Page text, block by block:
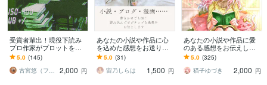
受賞者輩出！現役下読み
プロ作家がプロットを読
みます 新人賞で結果を出
すには企画力が命！プロ
が実践的にアドバイス
5.0 (145)
古宮悠（フルミヤユウ）
2,000 円
あなたの小説や作品に心
を込めた感想をお送りし
ます 書きかけでもOK！読
み込んでポジティブな感
想をお伝えします！
5.0 (31)
宙乃しらは
1,500 円
あなたの小説や作品に愛
のある感想をお伝えしま
す 創作品に感想（率直or
甘口）がほしい時に
5.0 (325)
猫子ゆづき
2,000 円